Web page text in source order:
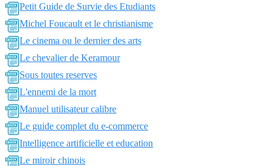
Petit Guide de Survie des Etudiants
Michel Foucault et le christianisme
Le cinema ou le dernier des arts
Le chevalier de Keramour
Sous toutes reserves
L'ennemi de la mort
Manuel utilisateur calibre
Le guide complet du e-commerce
Intelligence artificielle et education
Le miroir chinois